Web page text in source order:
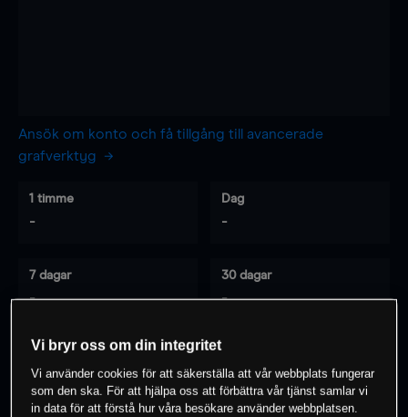
Ansök om konto och få tillgång till avancerade
grafverktyg
1 timme
-
Dag
-
7 dagar
-
30 dagar
-
0% av kunderna har enposition i detta
instrument
Vi bryr oss om din integritet
Vi använder cookies för att säkerställa att vår webbplats fungerar
som den ska. För att hjälpa oss att förbättra vår tjänst samlar vi
in data för att förstå hur våra besökare använder webbplatsen.